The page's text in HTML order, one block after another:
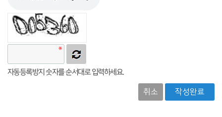
자동등록방지 숫자를 순서대로 입력하세요.
취소